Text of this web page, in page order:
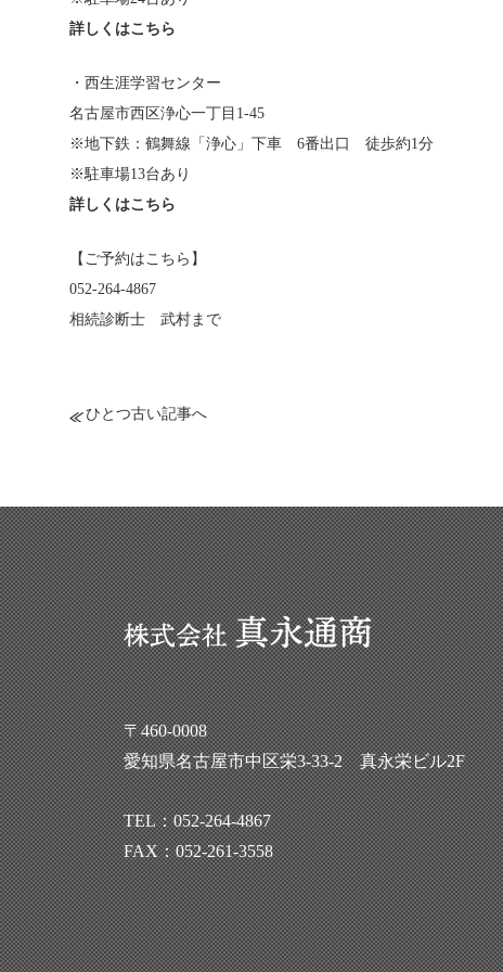
詳しくはこちら
・西生涯学習センター
名古屋市西区浄心一丁目1-45
※地下鉄：鶴舞線「浄心」下車 6番出口 徒歩約1分
※駐車場13台あり
詳しくはこちら
【ご予約はこちら】
052-264-4867
相続診断士 武村まで
ひとつ古い記事へ
〒460-0008
愛知県名古屋市中区栄3-33-2 真永栄ビル2F
TEL：052-264-4867
FAX：052-261-3558